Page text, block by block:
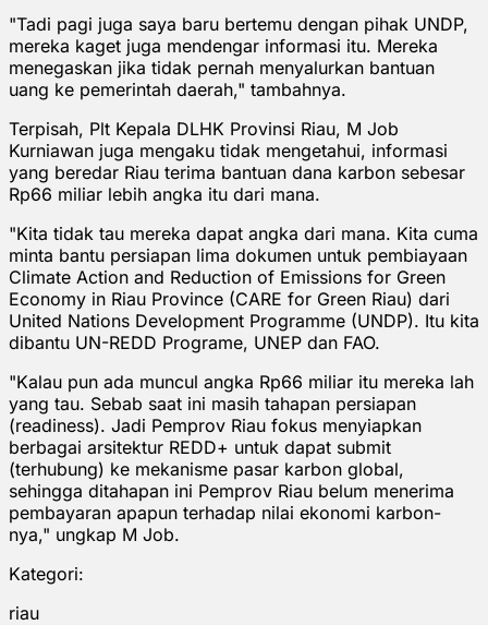
"Tadi pagi juga saya baru bertemu dengan pihak UNDP,
mereka kaget juga mendengar informasi itu. Mereka
menegaskan jika tidak pernah menyalurkan bantuan
uang ke pemerintah daerah," tambahnya.
Terpisah, Plt Kepala DLHK Provinsi Riau, M Job
Kurniawan juga mengaku tidak mengetahui, informasi
yang beredar Riau terima bantuan dana karbon sebesar
Rp66 miliar lebih angka itu dari mana.
"Kita tidak tau mereka dapat angka dari mana. Kita cuma
minta bantu persiapan lima dokumen untuk pembiayaan
Climate Action and Reduction of Emissions for Green
Economy in Riau Province (CARE for Green Riau) dari
United Nations Development Programme (UNDP). Itu kita
dibantu UN-REDD Programe, UNEP dan FAO.
"Kalau pun ada muncul angka Rp66 miliar itu mereka lah
yang tau. Sebab saat ini masih tahapan persiapan
(readiness). Jadi Pemprov Riau fokus menyiapkan
berbagai arsitektur REDD+ untuk dapat submit
(terhubung) ke mekanisme pasar karbon global,
sehingga ditahapan ini Pemprov Riau belum menerima
pembayaran apapun terhadap nilai ekonomi karbon-
nya," ungkap M Job.
Kategori:
riau